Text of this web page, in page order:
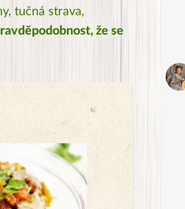
tučná strava,
že se